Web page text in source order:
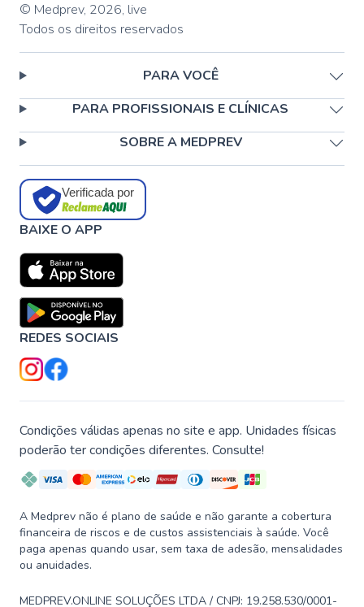
© Medprev, 2026, live
Todos os direitos reservados
PARA VOCÊ
PARA PROFISSIONAIS E CLÍNICAS
SOBRE A MEDPREV
Verificada por
BAIXE O APP
REDES SOCIAIS
Condições válidas apenas no site e app. Unidades físicas
poderão ter condições diferentes. Consulte!
A Medprev não é plano de saúde e não garante a cobertura
financeira de riscos e de custos assistenciais à saúde. Você
paga apenas quando usar, sem taxa de adesão, mensalidades
ou anuidades.
MEDPREV.ONLINE SOLUÇÕES LTDA / CNPJ: 19.258.530/0001-